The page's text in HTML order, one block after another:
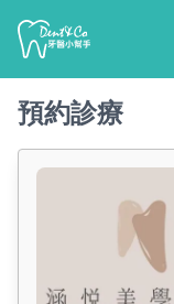
預約診療